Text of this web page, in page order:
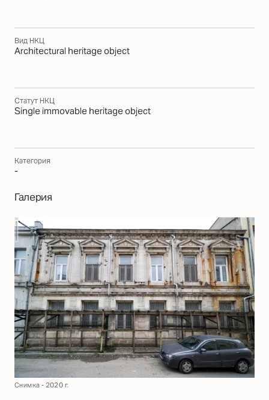
Вид НКЦ
Architectural heritage object
Статут НКЦ
Single immovable heritage object
Категория
-
Галерия
Снимка - 2020 г.